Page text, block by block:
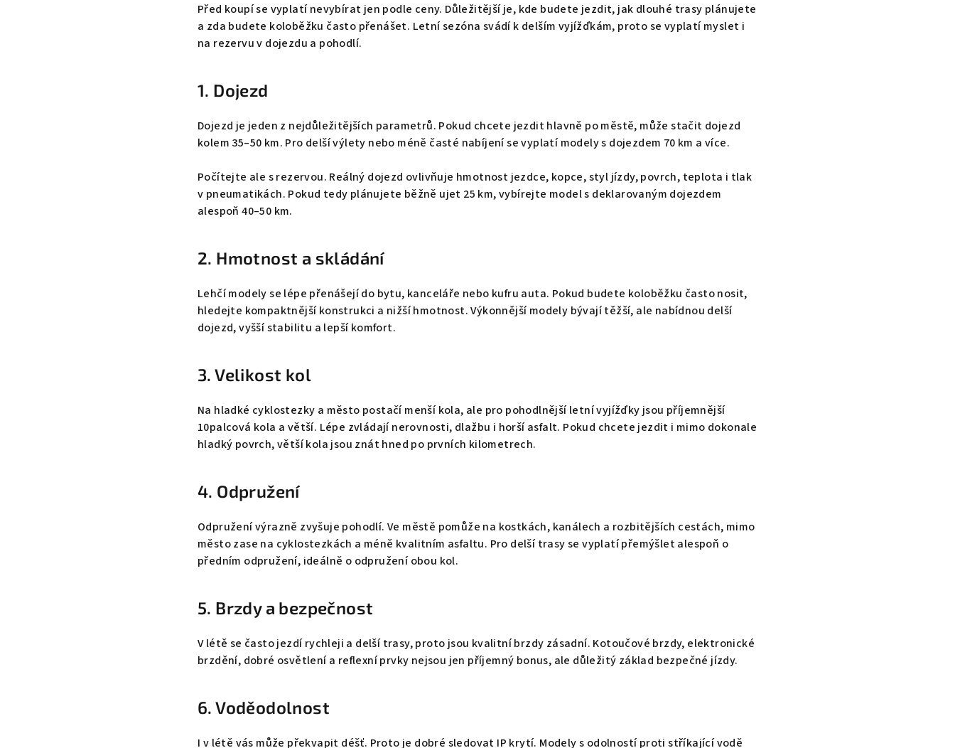
Před koupí se vyplatí nevybírat jen podle ceny. Důležitější je, kde budete jezdit, jak dlouhé trasy plánujete
a zda budete koloběžku často přenášet. Letní sezóna svádí k delším vyjížďkám, proto se vyplatí myslet i
na rezervu v dojezdu a pohodlí.
1. Dojezd
Dojezd je jeden z nejdůležitějších parametrů. Pokud chcete jezdit hlavně po městě, může stačit dojezd
kolem 35–50 km. Pro delší výlety nebo méně časté nabíjení se vyplatí modely s dojezdem 70 km a více.
Počítejte ale s rezervou. Reálný dojezd ovlivňuje hmotnost jezdce, kopce, styl jízdy, povrch, teplota i tlak
v pneumatikách. Pokud tedy plánujete běžně ujet 25 km, vybírejte model s deklarovaným dojezdem
alespoň 40–50 km.
2. Hmotnost a skládání
Lehčí modely se lépe přenášejí do bytu, kanceláře nebo kufru auta. Pokud budete koloběžku často nosit,
hledejte kompaktnější konstrukci a nižší hmotnost. Výkonnější modely bývají těžší, ale nabídnou delší
dojezd, vyšší stabilitu a lepší komfort.
3. Velikost kol
Na hladké cyklostezky a město postačí menší kola, ale pro pohodlnější letní vyjížďky jsou příjemnější
10palcová kola a větší. Lépe zvládají nerovnosti, dlažbu i horší asfalt. Pokud chcete jezdit i mimo dokonale
hladký povrch, větší kola jsou znát hned po prvních kilometrech.
4. Odpružení
Odpružení výrazně zvyšuje pohodlí. Ve městě pomůže na kostkách, kanálech a rozbitějších cestách, mimo
město zase na cyklostezkách a méně kvalitním asfaltu. Pro delší trasy se vyplatí přemýšlet alespoň o
předním odpružení, ideálně o odpružení obou kol.
5. Brzdy a bezpečnost
V létě se často jezdí rychleji a delší trasy, proto jsou kvalitní brzdy zásadní. Kotoučové brzdy, elektronické
brzdění, dobré osvětlení a reflexní prvky nejsou jen příjemný bonus, ale důležitý základ bezpečné jízdy.
6. Voděodolnost
I v létě vás může překvapit déšť. Proto je dobré sledovat IP krytí. Modely s odolností proti stříkající vodě